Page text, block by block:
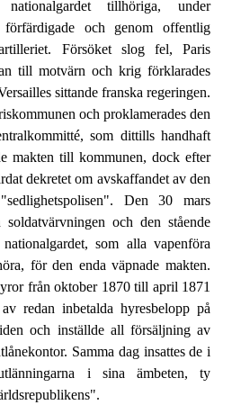
tillhöriga, under
och genom offentlig
Försöket slog fel, Paris
till motvärn och krig förklarades
sittande franska regeringen.
och proklamerades den
som dittills handhaft
makten till kommunen, dock efter
dekretet om avskaffandet av den
Den 30 mars
soldatvärvningen och den stående
som alla vapenföra
för den enda väpnade makten.
från oktober 1870 till april 1871
redan inbetalda hyresbelopp på
och inställde all försäljning av
Samma dag insattes de i
i sina ämbeten, ty